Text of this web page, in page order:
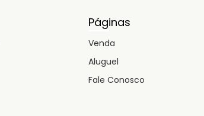
Páginas
Venda
Aluguel
Fale Conosco